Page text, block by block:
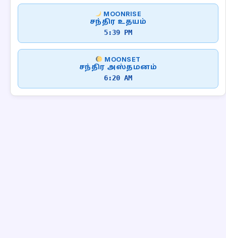
MOONRISE
சந்திர உதயம்
5:39 PM
MOONSET
சந்திர அஸ்தமனம்
6:20 AM